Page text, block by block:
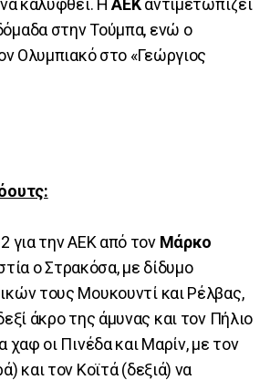
καλυφθεί. ΗΑΕΚαντιμετωπίζει
στην Τούμπα, ενώ ο
Ολυμπιακό στο «Γεώργιος
για την ΑΕΚ από τον Μάρκο
ο Στρακόσα, με δίδυμο
τους Μουκουντί και Ρέλβας,
άκρο της άμυνας και τον Πήλιο
χαφ οι Πινέδα και Μαρίν, με τον
και τον Κοϊτά (δεξιά) να